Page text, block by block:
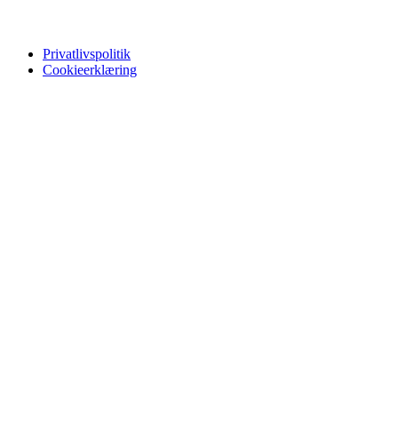
Privatlivspolitik
Cookieerklæring